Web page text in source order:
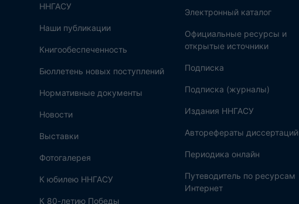
ННГАСУ
Наши публикации
Книгообеспеченность
Бюллетень новых поступлений
Нормативные документы
Новости
Выставки
Фотогалерея
К юбилею ННГАСУ
К 80-летию Победы
Электронный каталог
Официальные ресурсы и
открытые источники
Подписка
Подписка (журналы)
Издания ННГАСУ
Авторефераты диссертаций
Периодика онлайн
Путеводитель по ресурсам
Интернет